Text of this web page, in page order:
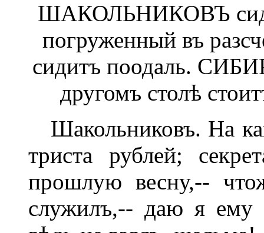
ШАКОЛЬНИКОВЪ
погруженный въ
сидитъ поодаль.
другомъ столѣ
Шакольниковъ. На
триста рублей;
прошлую весну,--
служилъ,-- даю я ему